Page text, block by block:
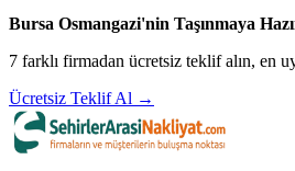
Bursa Osmangazi'nin Taşınmaya Hazır
7 farklı firmadan ücretsiz teklif alın, en
Ücretsiz Teklif Al →